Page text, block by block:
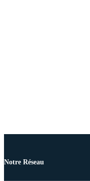
Notre Réseau